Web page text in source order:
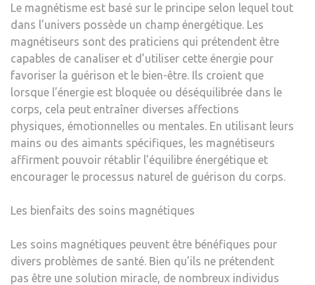
Le magnétisme est basé sur le principe selon lequel tout
dans l’univers possède un champ énergétique. Les
magnétiseurs sont des praticiens qui prétendent être
capables de canaliser et d’utiliser cette énergie pour
favoriser la guérison et le bien-être. Ils croient que
lorsque l’énergie est bloquée ou déséquilibrée dans le
corps, cela peut entraîner diverses affections
physiques, émotionnelles ou mentales. En utilisant leurs
mains ou des aimants spécifiques, les magnétiseurs
affirment pouvoir rétablir l’équilibre énergétique et
encourager le processus naturel de guérison du corps.
Les bienfaits des soins magnétiques
Les soins magnétiques peuvent être bénéfiques pour
divers problèmes de santé. Bien qu’ils ne prétendent
pas être une solution miracle, de nombreux individus